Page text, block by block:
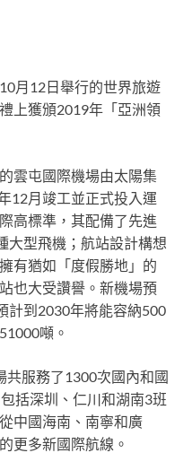
月12日舉行的世界旅遊
上獲頒2019年「亞洲領
雲屯國際機場由太陽集
12月竣工並正式投入運
高標準，其配備了先進
大型飛機；航站設計構想
有猶如「度假勝地」的
也大受讚譽。新機場預
計到2030年將能容納500
噸。
共服務了1300次國內和國
括深圳、仁川和湖南3班
中國海南、南寧和廣
更多新國際航線。